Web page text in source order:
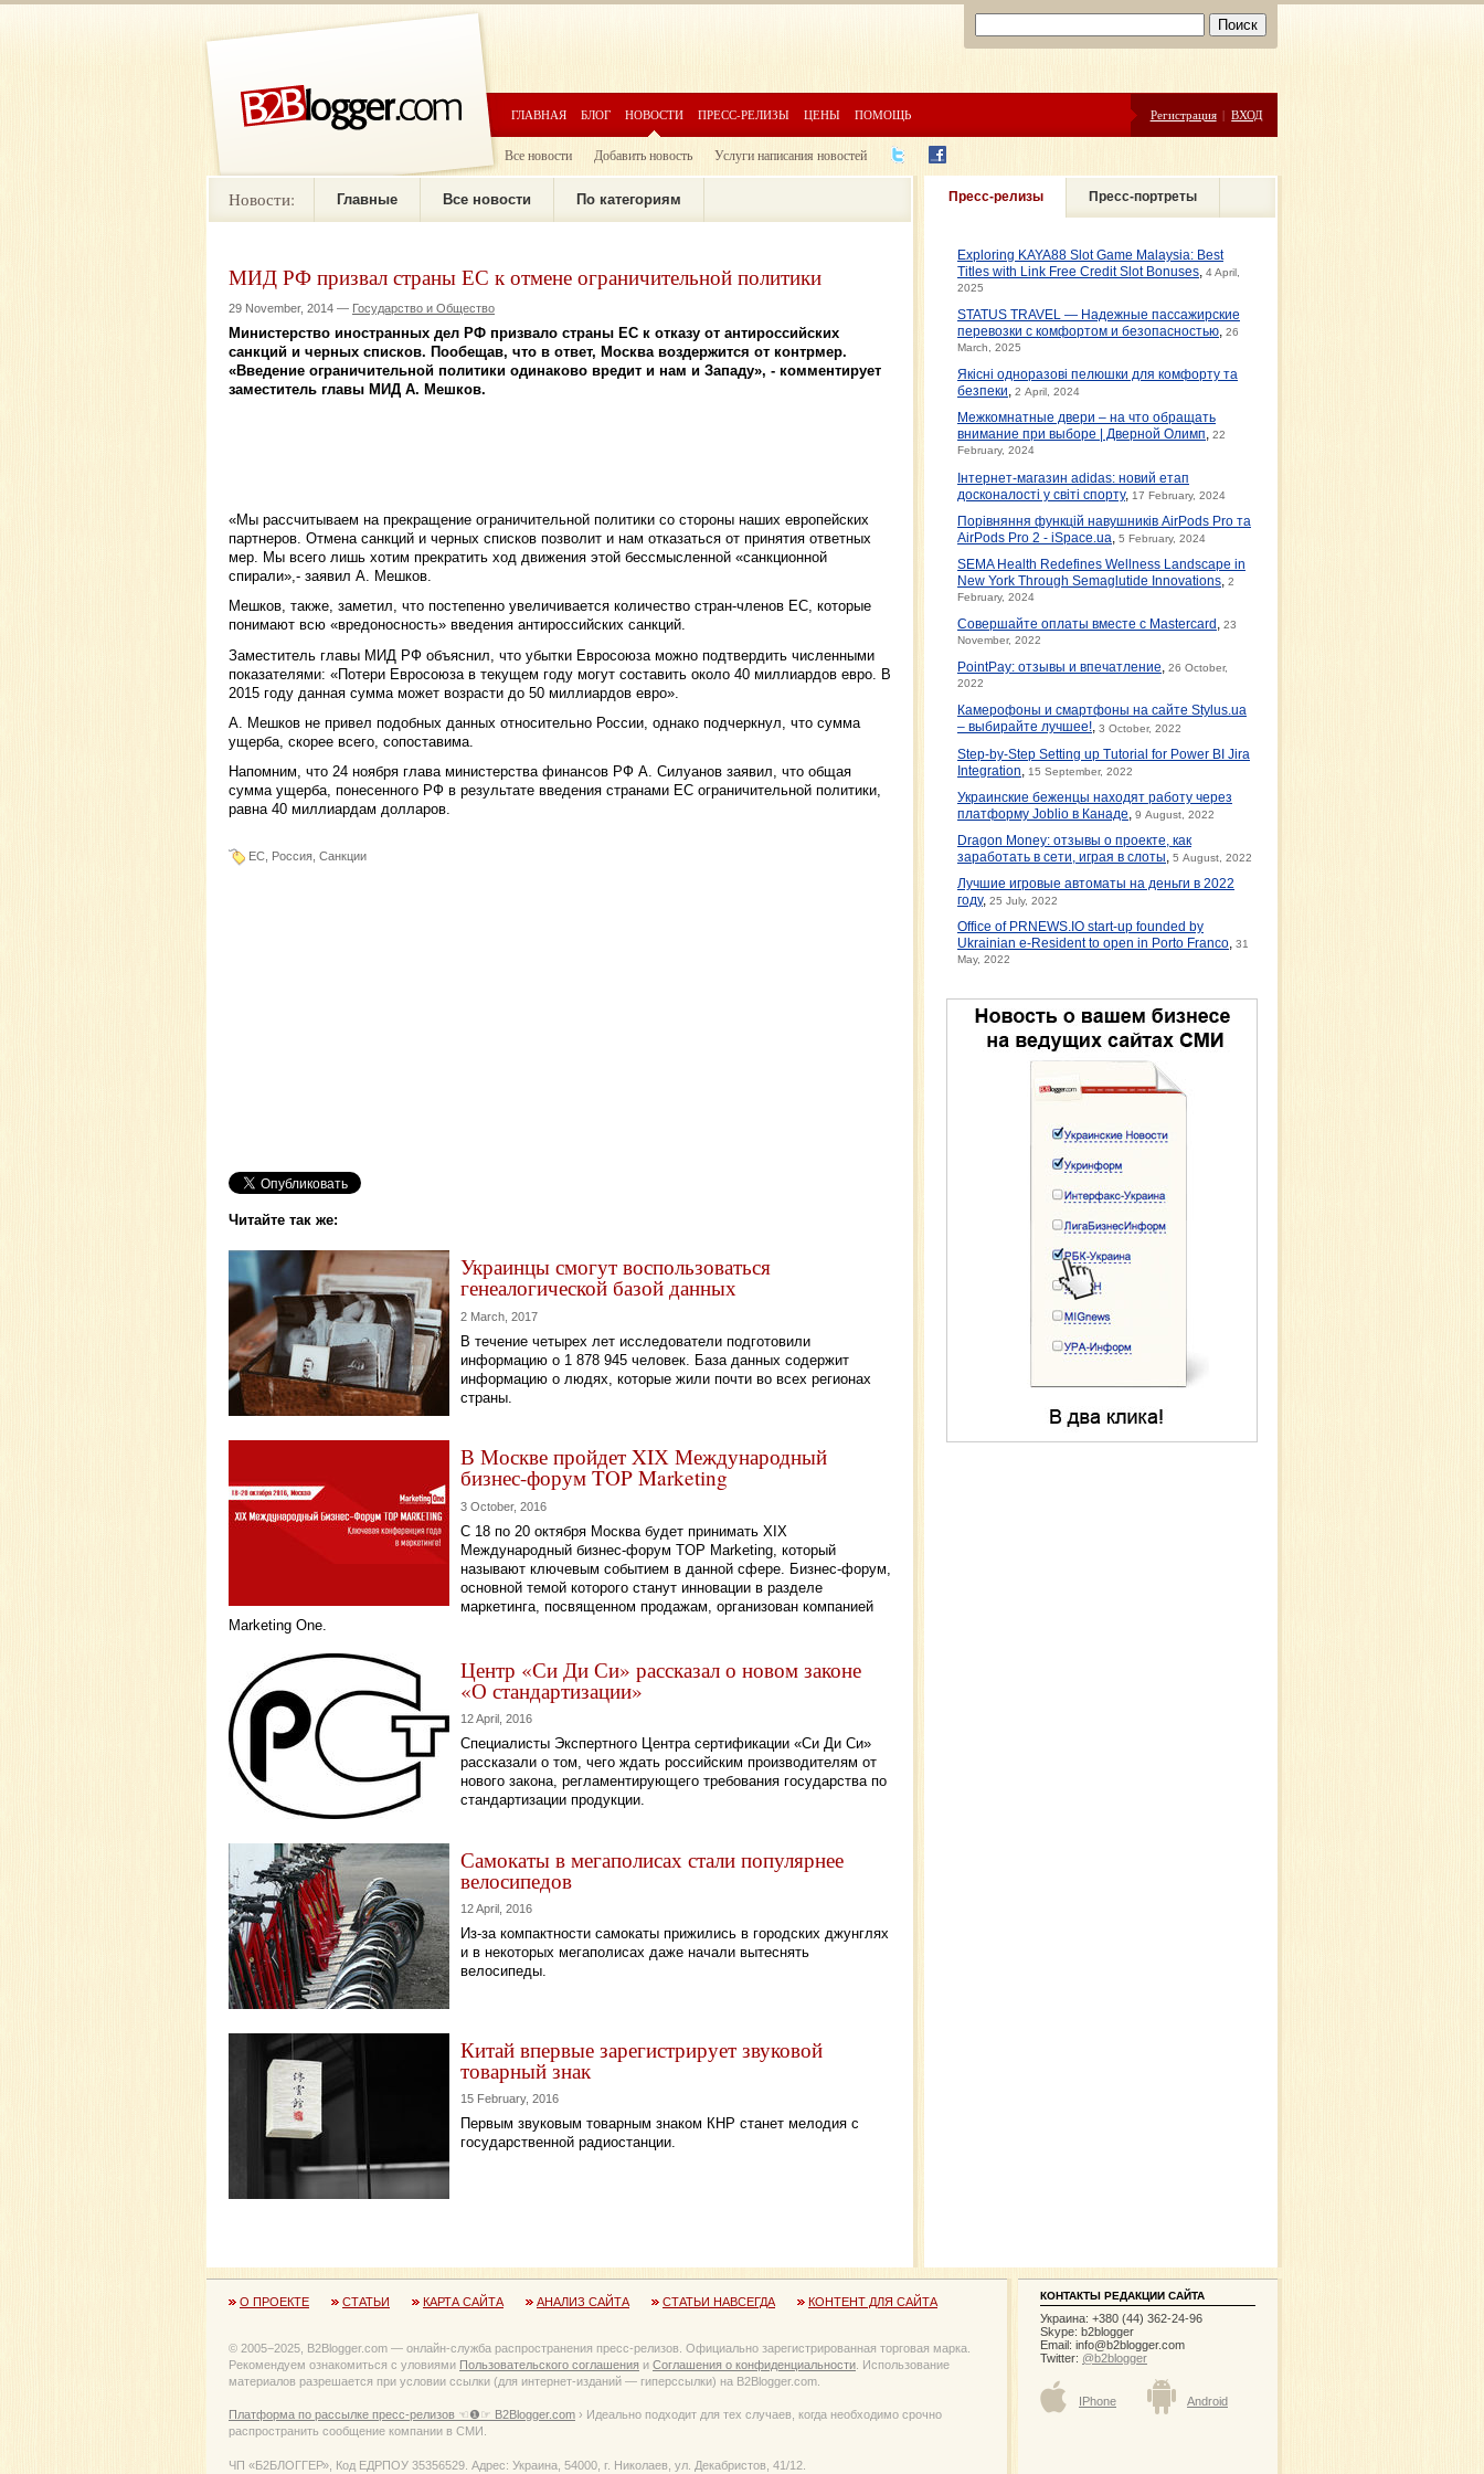
ГЛАВНАЯ БЛОГ НОВОСТИ ПРЕСС-РЕЛИЗЫ ЦЕНЫ ПОМОЩЬ Регистрация | ВХОД
Все новости Добавить новость Услуги написания новостей
Новости: Главные Все новости По категориям
МИД РФ призвал страны ЕС к отмене ограничительной политики
29 November, 2014 — Государство и Общество
Министерство иностранных дел РФ призвало страны ЕС к отказу от антироссийских
санкций и черных списков. Пообещав, что в ответ, Москва воздержится от контрмер.
«Введение ограничительной политики одинаково вредит и нам и Западу», - комментирует
заместитель главы МИД А. Мешков.
«Мы рассчитываем на прекращение ограничительной политики со стороны наших европейских
партнеров. Отмена санкций и черных списков позволит и нам отказаться от принятия ответных
мер. Мы всего лишь хотим прекратить ход движения этой бессмысленной «санкционной
спирали»,- заявил А. Мешков.
Мешков, также, заметил, что постепенно увеличивается количество стран-членов ЕС, которые
понимают всю «вредоносность» введения антироссийских санкций.
Заместитель главы МИД РФ объяснил, что убытки Евросоюза можно подтвердить численными
показателями: «Потери Евросоюза в текущем году могут составить около 40 миллиардов евро. В
2015 году данная сумма может возрасти до 50 миллиардов евро».
А. Мешков не привел подобных данных относительно России, однако подчеркнул, что сумма
ущерба, скорее всего, сопоставима.
Напомним, что 24 ноября глава министерства финансов РФ А. Силуанов заявил, что общая
сумма ущерба, понесенного РФ в результате введения странами ЕС ограничительной политики,
равна 40 миллиардам долларов.
ЕС, Россия, Санкции
Читайте так же:
Украинцы смогут воспользоваться
генеалогической базой данных
2 March, 2017
В течение четырех лет исследователи подготовили
информацию о 1 878 945 человек. База данных содержит
информацию о людях, которые жили почти во всех регионах
страны.
В Москве пройдет XIХ Международный
бизнес-форум TOP Marketing
3 October, 2016
С 18 по 20 октября Москва будет принимать XIХ
Международный бизнес-форум TOP Marketing, который
называют ключевым событием в данной сфере. Бизнес-форум,
основной темой которого станут инновации в разделе
маркетинга, посвященном продажам, организован компанией
Marketing One.
Центр «Си Ди Си» рассказал о новом законе
«О стандартизации»
12 April, 2016
Специалисты Экспертного Центра сертификации «Си Ди Си»
рассказали о том, чего ждать российским производителям от
нового закона, регламентирующего требования государства по
стандартизации продукции.
Самокаты в мегаполисах стали популярнее
велосипедов
12 April, 2016
Из-за компактности самокаты прижились в городских джунглях
и в некоторых мегаполисах даже начали вытеснять
велосипеды.
Китай впервые зарегистрирует звуковой
товарный знак
15 February, 2016
Первым звуковым товарным знаком КНР станет мелодия с
государственной радиостанции.
Пресс-релизы Пресс-портреты
Exploring KAYA88 Slot Game Malaysia: Best
Titles with Link Free Credit Slot Bonuses 4 April,
2025
STATUS TRAVEL — Надежные пассажирские
перевозки с комфортом и безопасностью 26
March, 2025
Якісні одноразові пелюшки для комфорту та
безпеки
2 April, 2024
Межкомнатные двери – на что обращать
внимание при выборе | Дверной Олимп
22
February, 2024
Інтернет-магазин adidas: новий етап
досконалості у світі спорту, 17 February, 2024
Порівняння функцій навушників AirPods Pro та
AirPods Pro 2 - iSpace.ua
5 February, 2024
SEMA Health Redefines Wellness Landscape in
New York Through Semaglutide Innovations 2
February, 2024
Совершайте оплаты вместе с Mastercard 23
November, 2022
PointPay: отзывы и впечатление 26 October,
2022
Камерофоны и смартфоны на сайте Stylus.ua
– выбирайте лучшее!, 3 October, 2022
Step-by-Step Setting up Tutorial for Power BI Jira
Integration
15 September, 2022
Украинские беженцы находят работу через
платформу Joblio в Канаде
9 August, 2022
Dragon Money: отзывы о проекте, как
заработать в сети, играя в слоты
5 August, 2022
Лучшие игровые автоматы на деньги в 2022
году, 25 July, 2022
Office of PRNEWS.IO start-up founded by
Ukrainian e-Resident to open in Porto Franco 31
May, 2022
О ПРОЕКТЕ СТАТЬИ КАРТА САЙТА АНАЛИЗ САЙТА СТАТЬИ НАВСЕГДА КОНТЕНТ ДЛЯ САЙТА
© 2005−2025, B2Blogger.com — онлайн-служба распространения пресс-релизов. Официально зарегистрированная торговая марка.
Рекомендуем ознакомиться с уловиями Пользовательского соглашения и Соглашения о конфиденциальности . Использование
материалов разрешается при условии ссылки (для интернет-изданий — гиперссылки) на B2Blogger.com.
Платформа по рассылке пресс-релизов ☜❶☞ B2Blogger.com › Идеально подходит для тех случаев, когда необходимо срочно
распространить сообщение компании в СМИ.
ЧП «Б2БЛОГГЕР», Код ЕДРПОУ 35356529. Адрес: Украина, 54000, г. Николаев, ул. Декабристов, 41/12.
КОНТАКТЫ РЕДАКЦИИ САЙТА
Украина: +380 (44) 362-24-96
Skype: b2blogger
Email: info@b2blogger.com
Twitter: @b2blogger
IPhone Android